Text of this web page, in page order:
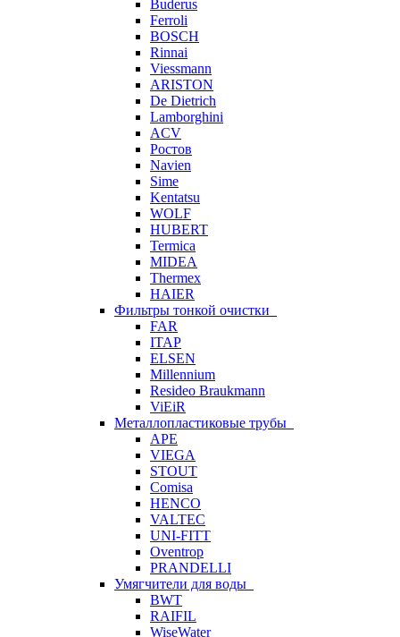
Buderus
Ferroli
BOSCH
Rinnai
Viessmann
ARISTON
De Dietrich
Lamborghini
ACV
Ростов
Navien
Sime
Kentatsu
WOLF
HUBERT
Termica
MIDEA
Thermex
HAIER
Фильтры тонкой очистки
FAR
ITAP
ELSEN
Millennium
Resideo Braukmann
ViEiR
Металлопластиковые трубы
APE
VIEGA
STOUT
Comisa
HENCO
VALTEC
UNI-FITT
Oventrop
PRANDELLI
Умягчители для воды
BWT
RAIFIL
WiseWater